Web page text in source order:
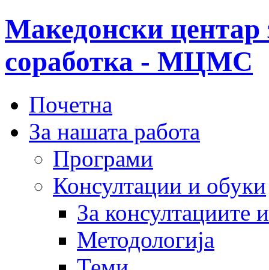
Македонски центар
соработка - МЦМС
Почетна
За нашата работа
Програми
Консултации и обуки
За консултациите
Методологија